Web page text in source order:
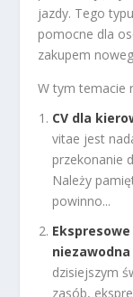
jazdy. Tego
pomocne dla
zakupem
W tym temacie
CV dla
vitae jest
przekonanie
Należy
powinno...
dzisiejszym
zasób,